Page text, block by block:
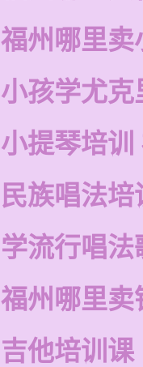
福州哪里卖
小孩学尤克
小提琴培训
民族唱法
学流行唱
福州哪里卖
吉他培训课